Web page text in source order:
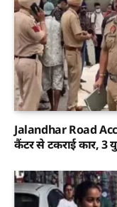
Jalandhar Road
कैंटर से टकराई कार, 3